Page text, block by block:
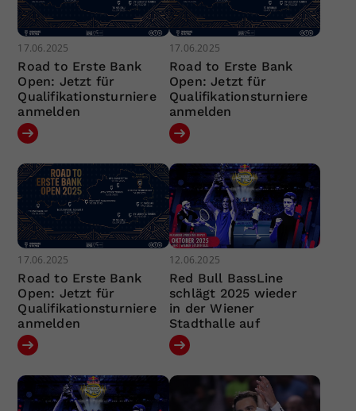
17.06.2025
Road to Erste Bank
Open: Jetzt für
Qualifikationsturniere
anmelden
17.06.2025
Road to Erste Bank
Open: Jetzt für
Qualifikationsturniere
anmelden
17.06.2025
Road to Erste Bank
Open: Jetzt für
Qualifikationsturniere
anmelden
12.06.2025
Red Bull BassLine
schlägt 2025 wieder
in der Wiener
Stadthalle auf